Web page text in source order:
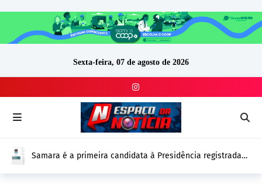
Sexta-feira, 07 de agosto de 2026
Samara é a primeira candidata à Presidência registrada